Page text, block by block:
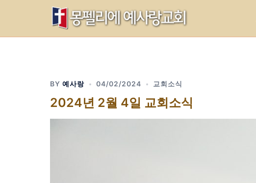
BY 예사랑 04/02/2024 교회소식
2024년 2월 4일 교회소식